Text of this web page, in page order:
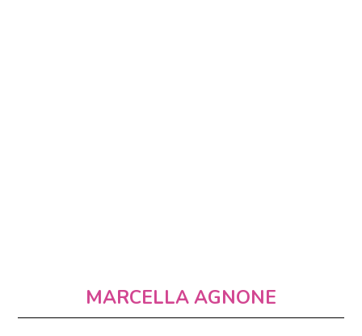
MARCELLA AGNONE